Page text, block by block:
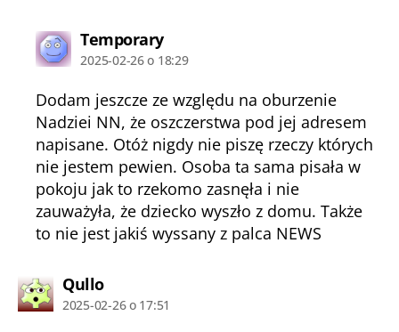
Temporarykomentarz:
2025-02-26 o 18:29
Dodam jeszcze ze względu na oburzenie
Nadziei NN, że oszczerstwa pod jej adresem
napisane. Otóż nigdy nie piszę rzeczy których
nie jestem pewien. Osoba ta sama pisała w
pokoju jak to rzekomo zasnęła i nie
zauważyła, że dziecko wyszło z domu. Także
to nie jest jakiś wyssany z palca NEWS
Qullokomentarz:
2025-02-26 o 17:51